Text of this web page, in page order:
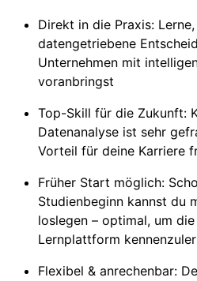
Direkt in die Praxis:
datengetriebene
Unternehmen mit
voranbringst
Top-Skill für die Zukunft:
Datenanalyse ist sehr
Vorteil für deine Karriere
Früher Start möglich:
Studienbeginn kannst du
loslegen – optimal, um
Lernplattform
Flexibel & anrechenbar: